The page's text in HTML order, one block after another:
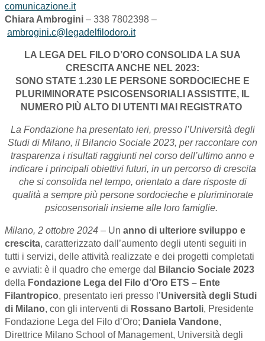
comunicazione.it
Chiara Ambrogini – 338 7802398 –
ambrogini.c@legadelfilodoro.it
LA LEGA DEL FILO D’ORO CONSOLIDA LA SUA
CRESCITA ANCHE NEL 2023:
SONO STATE 1.230 LE PERSONE SORDOCIECHE E
PLURIMINORATE PSICOSENSORIALI ASSISTITE, IL
NUMERO PIÙ ALTO DI UTENTI MAI REGISTRATO
La Fondazione ha presentato ieri, presso l’Università degli
Studi di Milano, il Bilancio Sociale 2023, per raccontare con
trasparenza i risultati raggiunti nel corso dell’ultimo anno e
indicare i principali obiettivi futuri, in un percorso di crescita
che si consolida nel tempo, orientato a dare risposte di
qualità a sempre più persone sordocieche e pluriminorate
psicosensoriali insieme alle loro famiglie.
Milano, 2 ottobre 2024 – Un anno di ulteriore sviluppo e
crescita, caratterizzato dall’aumento degli utenti seguiti in
tutti i servizi, delle attività realizzate e dei progetti completati
e avviati: è il quadro che emerge dal
Bilancio Sociale 2023
della Fondazione Lega del Filo d’Oro ETS – Ente
Filantropico, presentato ieri presso l’Università degli Studi
di Milano, con gli interventi di Rossano Bartoli, Presidente
Fondazione Lega del Filo d’Oro; Daniela Vandone,
Direttrice Milano School of Management, Università degli